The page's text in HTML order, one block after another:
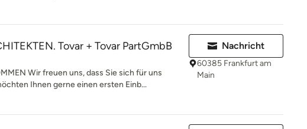
Tovar + Tovar PartGmbB
Wir freuen uns, dass Sie sich für uns
Ihnen gerne einen ersten Einb...
Nachricht
60385 Frankfurt am
Main